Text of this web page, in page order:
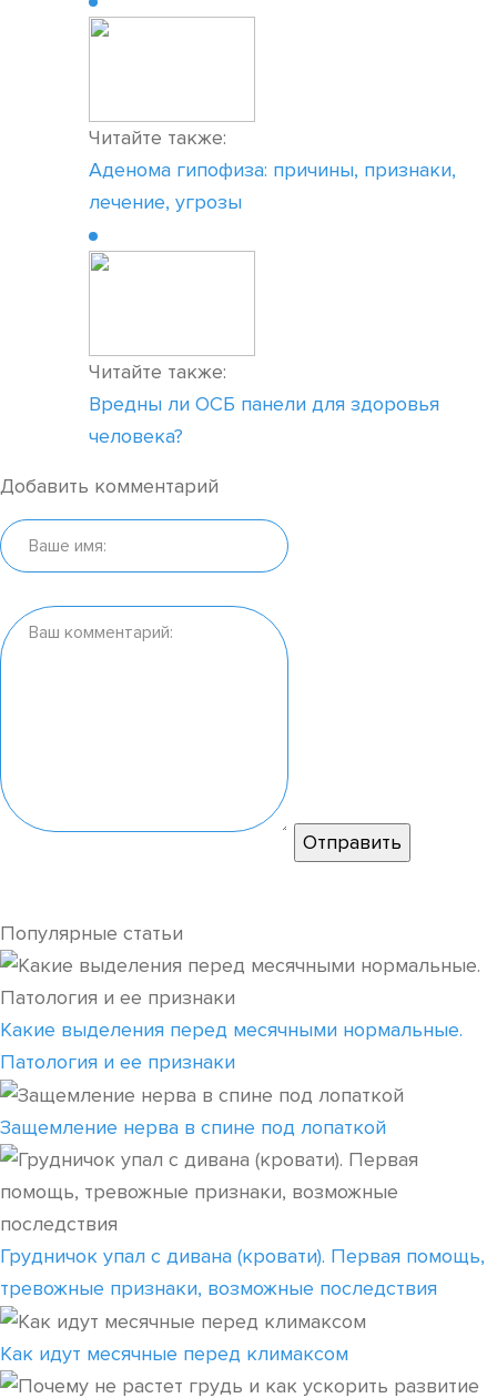
Читайте также:
Аденома гипофиза: причины, признаки,
лечение, угрозы
Читайте также:
Вредны ли ОСБ панели для здоровья
человека?
Добавить комментарий
Популярные статьи
Какие выделения перед месячными нормальные.
Патология и ее признаки
Защемление нерва в спине под лопаткой
Грудничок упал с дивана (кровати). Первая помощь,
тревожные признаки, возможные последствия
Как идут месячные перед климаксом